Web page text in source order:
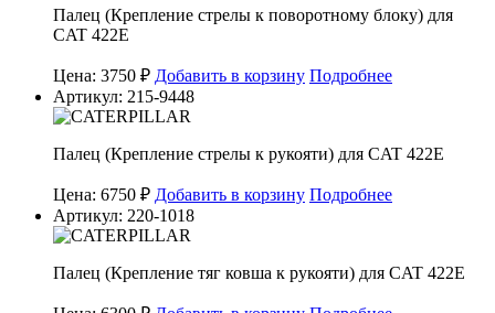
Палец (Крепление стрелы к поворотному блоку) для
CAT 422E
Цена: 3750 ₽ Добавить в корзину Подробнее
Артикул: 215-9448
Палец (Крепление стрелы к рукояти) для CAT 422E
Цена: 6750 ₽ Добавить в корзину Подробнее
Артикул: 220-1018
Палец (Крепление тяг ковша к рукояти) для CAT 422E